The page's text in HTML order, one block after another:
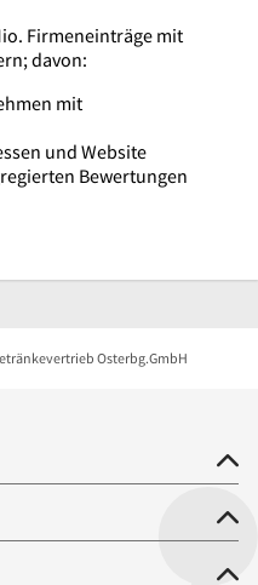
Firmeneinträge mit
davon:
mit
und Website
Bewertungen
Osterbg.GmbH